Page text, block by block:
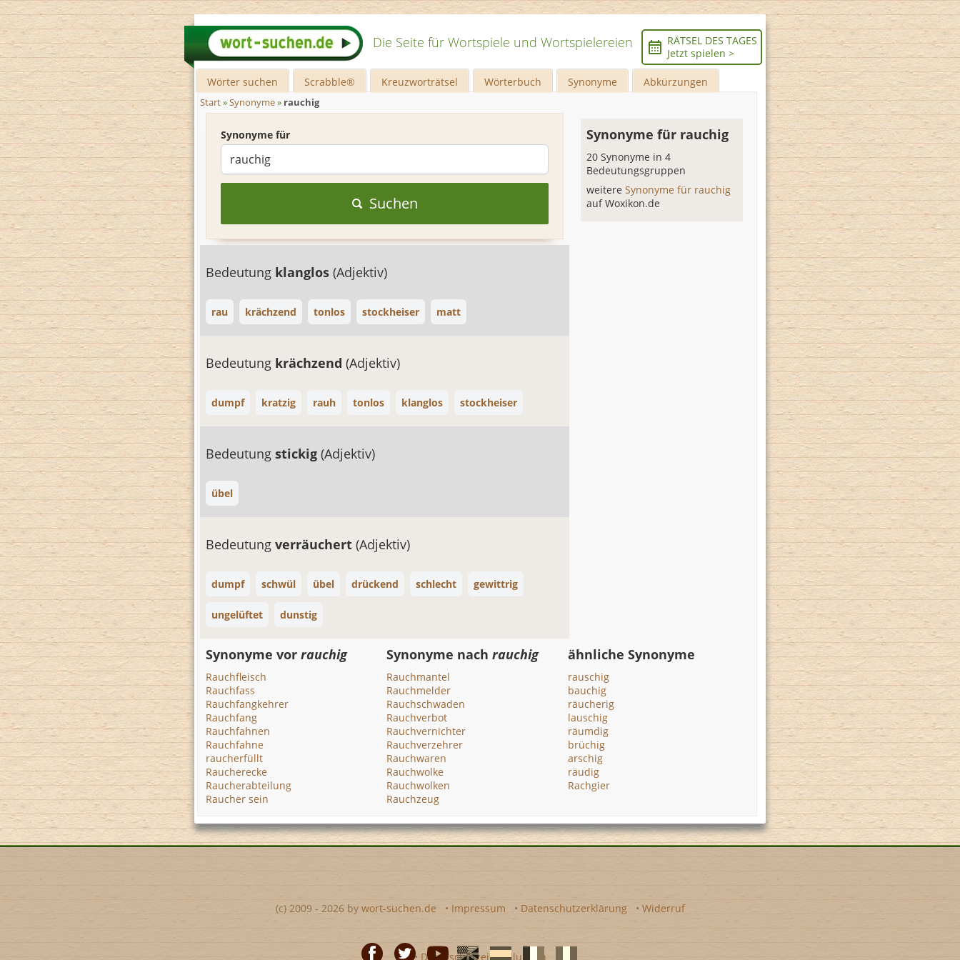
Die Seite für Wortspiele und Wortspielereien
RÄTSEL DES TAGES
Jetzt spielen >
Wörter suchen Scrabble® Kreuzworträtsel Wörterbuch Synonyme Abkürzungen
Start»Synonyme» rauchig
Synonyme für
Suchen
Bedeutung klanglos (Adjektiv)
rau krächzend tonlos stockheiser matt
Bedeutung krächzend (Adjektiv)
dumpf kratzig rauh tonlos klanglos stockheiser
Bedeutung stickig (Adjektiv)
übel
Bedeutung verräuchert (Adjektiv)
dumpf schwül übel drückend schlecht gewittrig
ungelüftet dunstig
Synonyme für rauchig
20 Synonyme in 4
Bedeutungsgruppen
weitereSynonyme für rauchig
auf Woxikon.de
Synonyme vor rauchig
Rauchfleisch
Rauchfass
Rauchfangkehrer
Rauchfang
Rauchfahnen
Rauchfahne
raucherfüllt
Raucherecke
Raucherabteilung
Raucher sein
Synonyme nachrauchig
Rauchmantel
Rauchmelder
Rauchschwaden
Rauchverbot
Rauchvernichter
Rauchverzehrer
Rauchwaren
Rauchwolke
Rauchwolken
Rauchzeug
ähnliche Synonyme
rauschig
bauchig
räucherig
lauschig
räumdig
brüchig
arschig
räudig
Rachgier
(c) 2009 - 2026 by wort-suchen.de • Impressum • Datenschutzerklärung • Widerruf
• Datenschutzeinstellungen